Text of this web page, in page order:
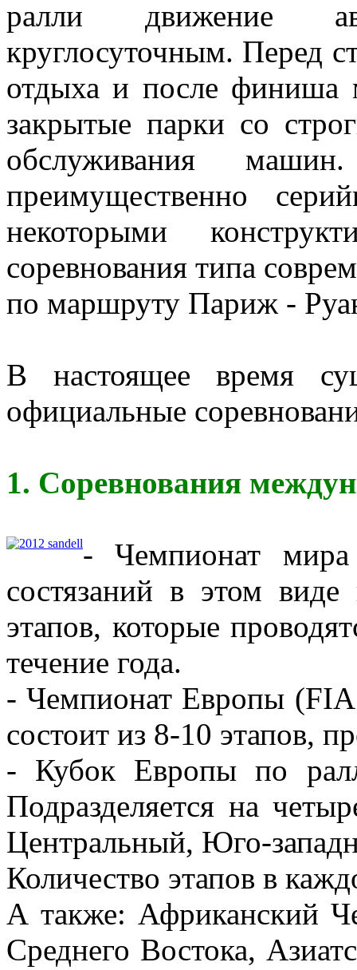
ралли движение
круглосуточным. Перед
отдыха и после финиша
закрытые парки со
обслуживания
преимущественно
некоторыми
соревнования типа
по маршруту Париж -
В настоящее время
официальные
1. Соревнования
- Чемпионат
состязаний в этом
этапов, которые
течение года.
- Чемпионат Европы
состоит из 8-10 этапов,
- Кубок Европы по
Подразделяется на
Центральный, Юго-
Количество этапов в
А также: Африканский
Среднего Востока,